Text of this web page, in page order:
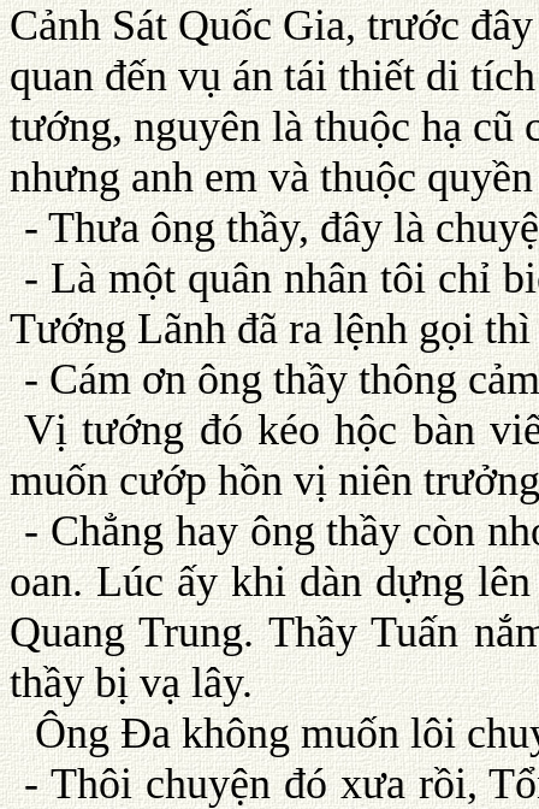
Cảnh Sát Quốc Gia, trước
quan đến vụ án tái thiết di
tướng, nguyên là thuộc hạ
nhưng anh em và thuộc
- Thưa ông thầy, đây là
- Là một quân nhân tôi chỉ
Tướng Lãnh đã ra lệnh gọi
- Cám ơn ông thầy thông
Vị tướng đó kéo hộc bàn
muốn cướp hồn vị niên
- Chẳng hay ông thầy còn
oan. Lúc ấy khi dàn dựng
Quang Trung. Thầy Tuấn
thầy bị vạ lây.
Ông Ða không muốn lôi
- Thôi chuyện đó xưa rồi,